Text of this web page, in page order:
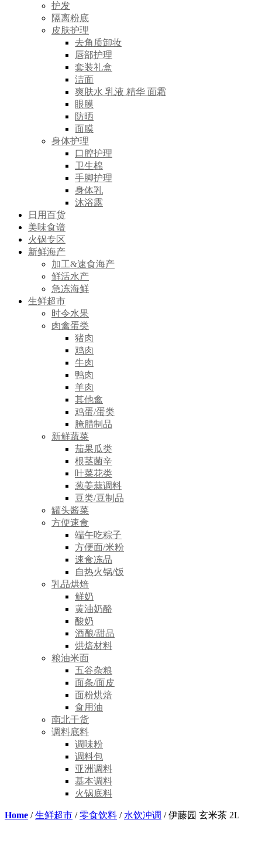
护发
隔离粉底
皮肤护理
去角质卸妆
唇部护理
套装礼盒
洁面
爽肤水 乳液 精华 面霜
眼膜
防晒
面膜
身体护理
口腔护理
卫生棉
手脚护理
身体乳
沐浴露
日用百货
美味食谱
火锅专区
新鲜海产
加工&速食海产
鲜活水产
急冻海鲜
生鲜超市
时令水果
肉禽蛋类
猪肉
鸡肉
牛肉
鸭肉
羊肉
其他禽
鸡蛋/蛋类
腌腊制品
新鲜蔬菜
茄果瓜类
根茎菌辛
叶菜花类
葱姜蒜调料
豆类/豆制品
罐头酱菜
方便速食
端午吃粽子
方便面/米粉
速食冻品
自热火锅/饭
乳品烘焙
鲜奶
黄油奶酪
酸奶
酒酿/甜品
烘焙材料
粮油米面
五谷杂粮
面条/面皮
面粉烘焙
食用油
南北干货
调料底料
调味粉
调料包
亚洲调料
基本调料
火锅底料
Home /生鲜超市 /零食饮料 / 水饮冲调 / 伊藤园 玄米茶 2L